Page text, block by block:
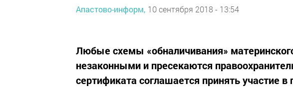
Апастово-информ, 10 сентября 2018 - 13:54
Любые схемы «обналичивания»
незаконными и пресекаются
сертификата соглашается принять участие